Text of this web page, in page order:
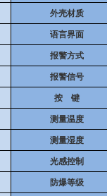
外壳材质
语言界面
报警方式
报警信号
按 键
测量温度
测量湿度
光感控制
防爆等级